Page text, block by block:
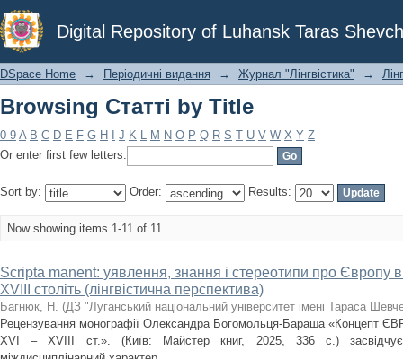
Digital Repository of Luhansk Taras
Browsing Статті by Title
DSpace Home → Періодичні видання → Журнал "Лінгвістика" →
Browsing Статті by Title
0-9 A B C D E F G H J K L M N O P Q R S T U V W X Y Z
Or enter first few letters:
Sort by: Order: Results:
Now showing items 1-11 of 11
Scripta manent: уявлення, знання і стереотипи про Європу в
XVIII століть (лінгвістична перспектива)
Багнюк, Н. (ДЗ "Луганський національний університет імені Тараса
Рецензування монографії Олександра Богомольця-Бараша «Концепт
XVI – XVIII ст.». (Київ: Майстер книг, 2025, 336 с.)